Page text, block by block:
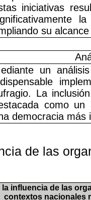
iniciativas
su
un
La
como un
democracia más
de las
la influencia de las
contextos nacionales